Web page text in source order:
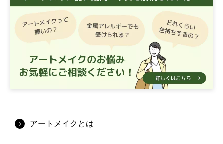
アートメイクとは